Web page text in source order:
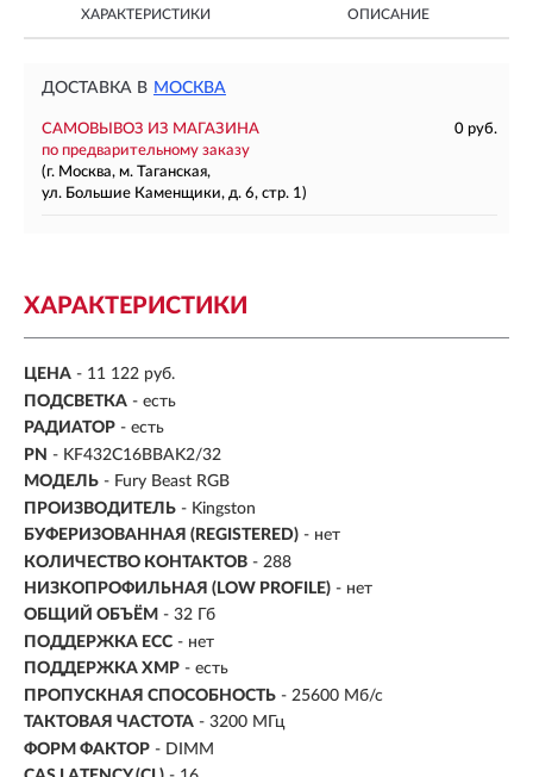
ХАРАКТЕРИСТИКИ ОПИСАНИЕ
ДОСТАВКА В МОСКВА
САМОВЫВОЗ ИЗ МАГАЗИНА
0 руб.
по предварительному заказу
(г. Москва, м. Таганская,
ул. Большие Каменщики, д. 6, стр. 1)
ХАРАКТЕРИСТИКИ
ЦЕНА - 11 122 руб.
ПОДСВЕТКА - есть
РАДИАТОР - есть
PN - KF432C16BBAK2/32
МОДЕЛЬ - Fury Beast RGB
ПРОИЗВОДИТЕЛЬ - Kingston
БУФЕРИЗОВАННАЯ (REGISTERED) - нет
КОЛИЧЕСТВО КОНТАКТОВ - 288
НИЗКОПРОФИЛЬНАЯ (LOW PROFILE) - нет
ОБЩИЙ ОБЪЁМ - 32 Гб
ПОДДЕРЖКА ECC - нет
ПОДДЕРЖКА XMP - есть
ПРОПУСКНАЯ СПОСОБНОСТЬ - 25600 Мб/с
ТАКТОВАЯ ЧАСТОТА - 3200 МГц
ФОРМ ФАКТОР - DIMM